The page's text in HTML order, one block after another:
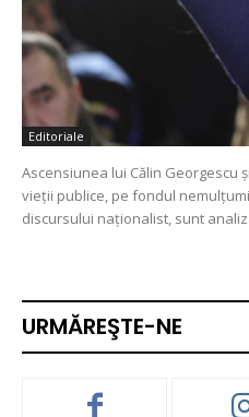
Editoriale
Ascensiunea lui Călin Georgescu
vieții publice, pe fondul
discursului naționalist, sunt
URMĂREŞTE-NE